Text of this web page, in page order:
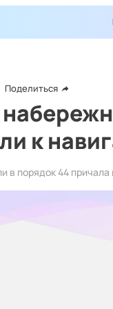
Поделиться
к
в порядок 44